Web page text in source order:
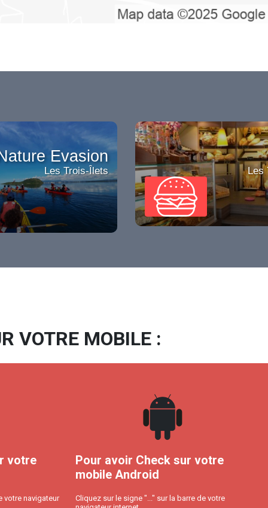
Evasion
Les Trois-Îlets Les
VOTRE MOBILE :
votre
votre navigateur
Pour avoir Check sur votre
mobile Android
Cliquez sur le signe "..." sur la barre de votre